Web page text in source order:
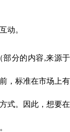
动。
部分的内容,来源于
，标准在市场上有
式。因此，想要在